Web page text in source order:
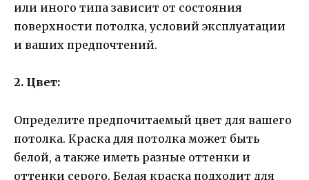
или иного типа зависит от состояния
поверхности потолка, условий эксплуатации
и ваших предпочтений.
2. Цвет:
Определите предпочитаемый цвет для вашего
потолка. Краска для потолка может быть
белой, а также иметь разные оттенки и
оттенки серого. Белая краска подходит для